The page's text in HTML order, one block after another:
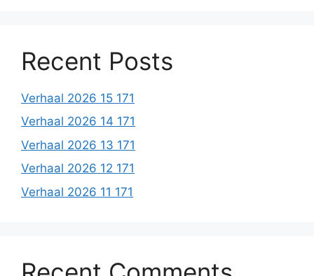
Recent Posts
Verhaal 2026 15 171
Verhaal 2026 14 171
Verhaal 2026 13 171
Verhaal 2026 12 171
Verhaal 2026 11 171